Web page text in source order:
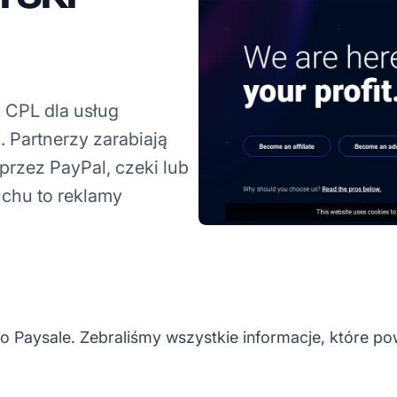
dla usług
zarabiają
PayPal, czeki lub
to reklamy
Zebraliśmy wszystkie informacje, które